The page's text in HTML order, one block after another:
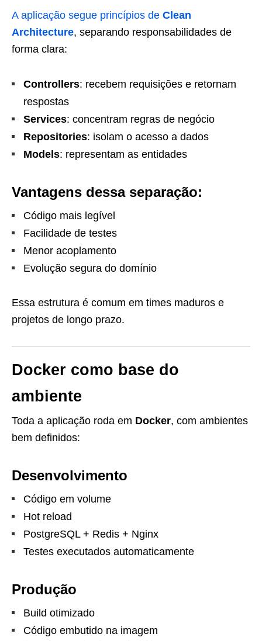
A aplicação segue princípios de Clean
Architecture, separando responsabilidades de
forma clara:
Controllers: recebem requisições e retornam
respostas
Services: concentram regras de negócio
Repositories: isolam o acesso a dados
Models: representam as entidades
Vantagens dessa separação:
Código mais legível
Facilidade de testes
Menor acoplamento
Evolução segura do domínio
Essa estrutura é comum em times maduros e
projetos de longo prazo.
Docker como base do
ambiente
Toda a aplicação roda em Docker, com ambientes
bem definidos:
Desenvolvimento
Código em volume
Hot reload
PostgreSQL + Redis + Nginx
Testes executados automaticamente
Produção
Build otimizado
Código embutido na imagem